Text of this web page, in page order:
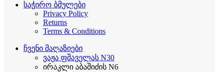
საჭირო ბმულები
Privacy Policy
Returns
Terms & Conditions
ჩვენი მაღაზიები
ვაჟა ფშაველას N30
ირაკლი აბაშიძის N6